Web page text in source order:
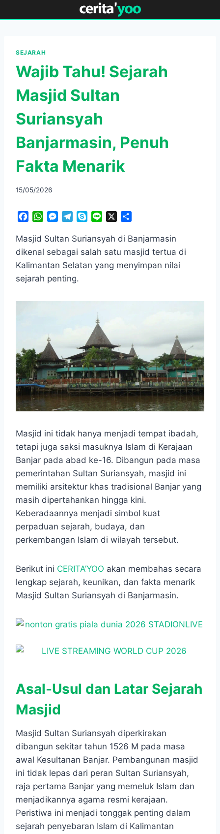
to
SEJARAH
Wajib Tahu! Sejarah
Masjid Sultan
Suriansyah
Banjarmasin, Penuh
Fakta Menarik
15/05/2026
c
e
b
o
o
W
a
t
A
p
M
s
s
n
g
r
l
e
g
r
a
y
p
n
e
a
r
Masjid Sultan Suriansyah di Banjarmasin
dikenal sebagai salah satu masjid tertua di
Kalimantan Selatan yang menyimpan nilai
sejarah penting.
Masjid ini tidak hanya menjadi tempat ibadah,
tetapi juga saksi masuknya Islam di Kerajaan
Banjar pada abad ke-16. Dibangun pada masa
pemerintahan Sultan Suriansyah, masjid ini
memiliki arsitektur khas tradisional Banjar yang
masih dipertahankan hingga kini.
Keberadaannya menjadi simbol kuat
perpaduan sejarah, budaya, dan
perkembangan Islam di wilayah tersebut.
Berikut ini CERITA’YOO akan membahas secara
lengkap sejarah, keunikan, dan fakta menarik
Masjid Sultan Suriansyah di Banjarmasin.
Asal-Usul dan Latar Sejarah
Masjid
Masjid Sultan Suriansyah diperkirakan
dibangun sekitar tahun 1526 M pada masa
awal Kesultanan Banjar. Pembangunan masjid
ini tidak lepas dari peran Sultan Suriansyah,
raja pertama Banjar yang memeluk Islam dan
menjadikannya agama resmi kerajaan.
Peristiwa ini menjadi tonggak penting dalam
sejarah penyebaran Islam di Kalimantan